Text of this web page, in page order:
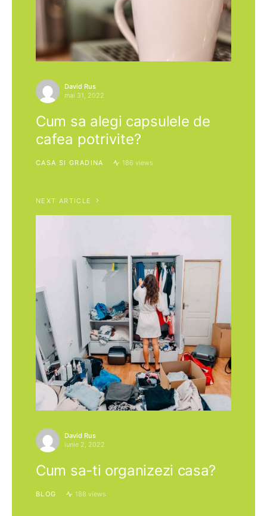
David Rus
mai 31, 2022
Cum sa alegi capsulele de
cafea potrivite?
CASA SI GRADINA 186 views
NEXT ARTICLE
David Rus
iunie 2, 2022
Cum sa-ti organizezi casa?
BLOG 188 views